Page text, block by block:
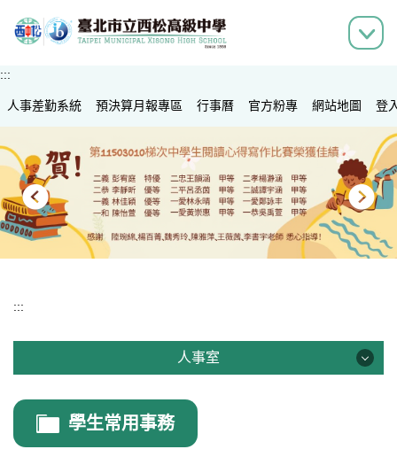
到
容
區
:::
人事差勤系統 預決算月報專區 行事曆 官方粉專 網站地圖 登
:::
人事室
人事室
學生常用事務